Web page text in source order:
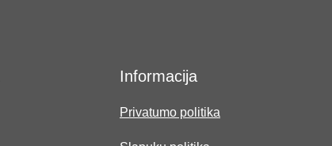
Informacija
Privatumo politika